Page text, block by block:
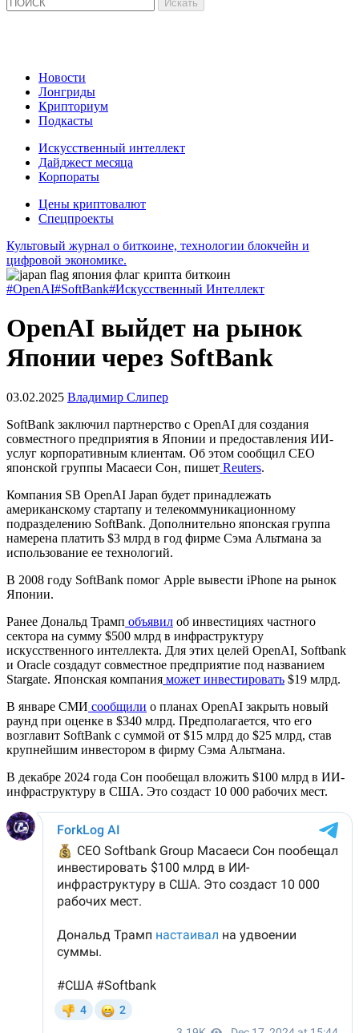
Новости
Лонгриды
Крипториум
Подкасты
Искусственный интеллект
Дайджест месяца
Корпораты
Цены криптовалют
Спецпроекты
Культовый журнал о биткоине, технологии блокчейн и
цифровой экономике.
#OpenAI#SoftBank#Искусственный Интеллект
OpenAI выйдет на рынок
Японии через SoftBank
03.02.2025 Владимир Слипер
SoftBank заключил партнерство с OpenAI для создания
совместного предприятия в Японии и предоставления ИИ-
услуг корпоративным клиентам. Об этом сообщил CEO
японской группы Масаеси Сон, пишет Reuters.
Компания SB OpenAI Japan будет принадлежать
американскому стартапу и телекоммуникационному
подразделению SoftBank. Дополнительно японская группа
намерена платить $3 млрд в год фирме Сэма Альтмана за
использование ее технологий.
В 2008 году SoftBank помог Apple вывести iPhone на рынок
Японии.
Ранее Дональд Трамп объявил об инвестициях частного
сектора на сумму $500 млрд в инфраструктуру
искусственного интеллекта. Для этих целей OpenAI, Softbank
и Oracle создадут совместное предприятие под названием
Stargate. Японская компания может инвестировать $19 млрд.
В январе СМИ сообщили о планах OpenAI закрыть новый
раунд при оценке в $340 млрд. Предполагается, что его
возглавит SoftBank с суммой от $15 млрд до $25 млрд, став
крупнейшим инвестором в фирму Сэма Альтмана.
В декабре 2024 года Сон пообещал вложить $100 млрд в ИИ-
инфраструктуру в США. Это создаст 10 000 рабочих мест.